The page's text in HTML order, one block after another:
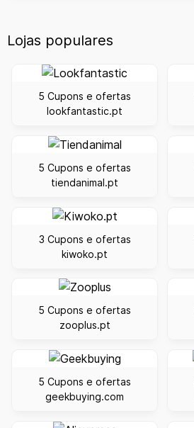
Lojas populares
5 Cupons e ofertas
lookfantastic.pt
5 Cupons e ofertas
tiendanimal.pt
3 Cupons e ofertas
kiwoko.pt
5 Cupons e ofertas
zooplus.pt
5 Cupons e ofertas
geekbuying.com